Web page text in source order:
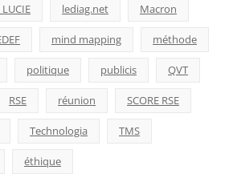
lediag.net Macron
mind mapping méthode
politique publicis QVT
RSE réunion SCORE RSE
Technologia TMS
éthique